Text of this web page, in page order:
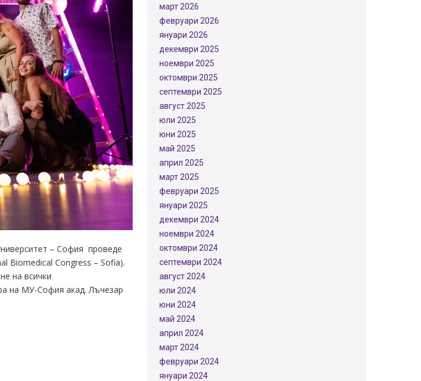
– София проведе
Biomedical Congress – Sofia).
на всички
на МУ-София акад. Лъчезар
март 2026
февруари 2026
януари 2026
декември 2025
ноември 2025
октомври 2025
септември 2025
август 2025
юли 2025
юни 2025
май 2025
април 2025
март 2025
февруари 2025
януари 2025
декември 2024
ноември 2024
октомври 2024
септември 2024
август 2024
юли 2024
юни 2024
май 2024
април 2024
март 2024
февруари 2024
януари 2024